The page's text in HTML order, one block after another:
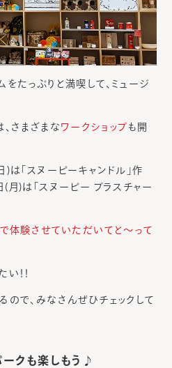
たっぷりと満喫して、ミュージ
さまざまな ワークショップ も開
「スヌーピーキャンドル」作
月)は「スヌーピー ブラスチャー
体験させていただいてと～って
！！
ので、みなさんぜひチェックして
クも楽しもう♪